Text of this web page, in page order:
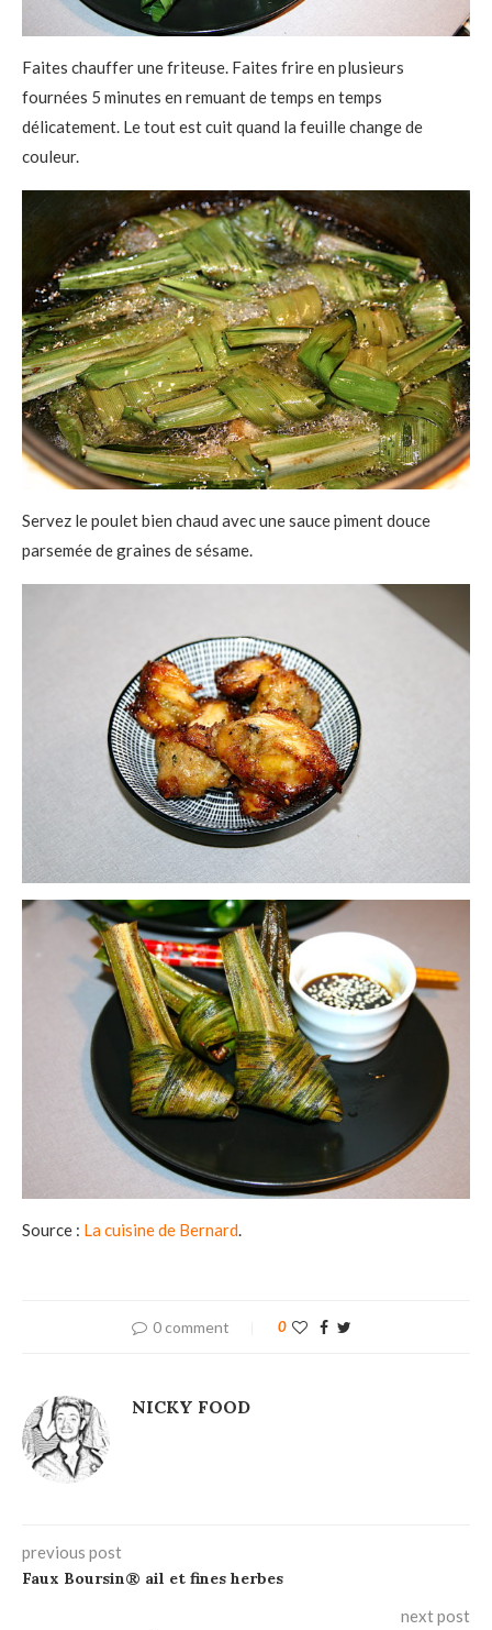
Faites chauffer une friteuse. Faites frire en plusieurs
fournées 5 minutes en remuant de temps en temps
délicatement. Le tout est cuit quand la feuille change de
couleur.
Servez le poulet bien chaud avec une sauce piment douce
parsemée de graines de sésame.
Source : La cuisine de Bernard.
0 comment 0
NICKY FOOD
previous post
Faux Boursin® ail et fines herbes
next post